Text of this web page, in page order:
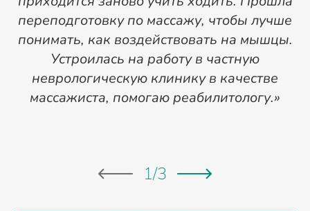
переподготовку по массажу, чтобы лучше
понимать, как воздействовать на мышцы.
Устроилась на работу в частную
неврологическую клинику в качестве
массажиста, помогаю реабилитологу.»
1/3